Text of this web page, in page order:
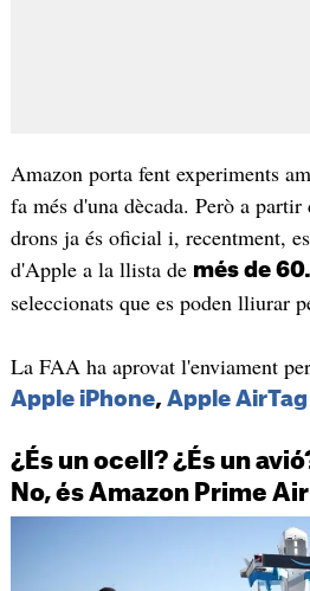
Amazon porta fent experiments
fa més d'una dècada. Però a
drons ja és oficial i, recentment,
d'Apple a la llista de més de
seleccionats que es poden lliurar
La FAA ha aprovat l'enviament
Apple iPhone, Apple AirTag
¿És un ocell? ¿És un
No, és Amazon Prime Air